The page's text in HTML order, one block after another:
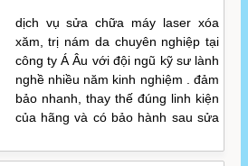
dịch vụ sửa chữa máy laser xóa
xăm, trị nám da chuyên nghiệp tại
công ty Á Âu với đội ngũ kỹ sư lành
nghề nhiều năm kinh nghiệm . đảm
bảo nhanh, thay thế đúng linh kiện
của hãng và có bảo hành sau sửa